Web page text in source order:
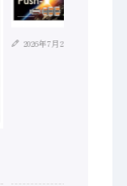
2026年7月21日